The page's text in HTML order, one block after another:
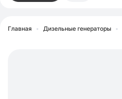
Главная • Дизельные генераторы •